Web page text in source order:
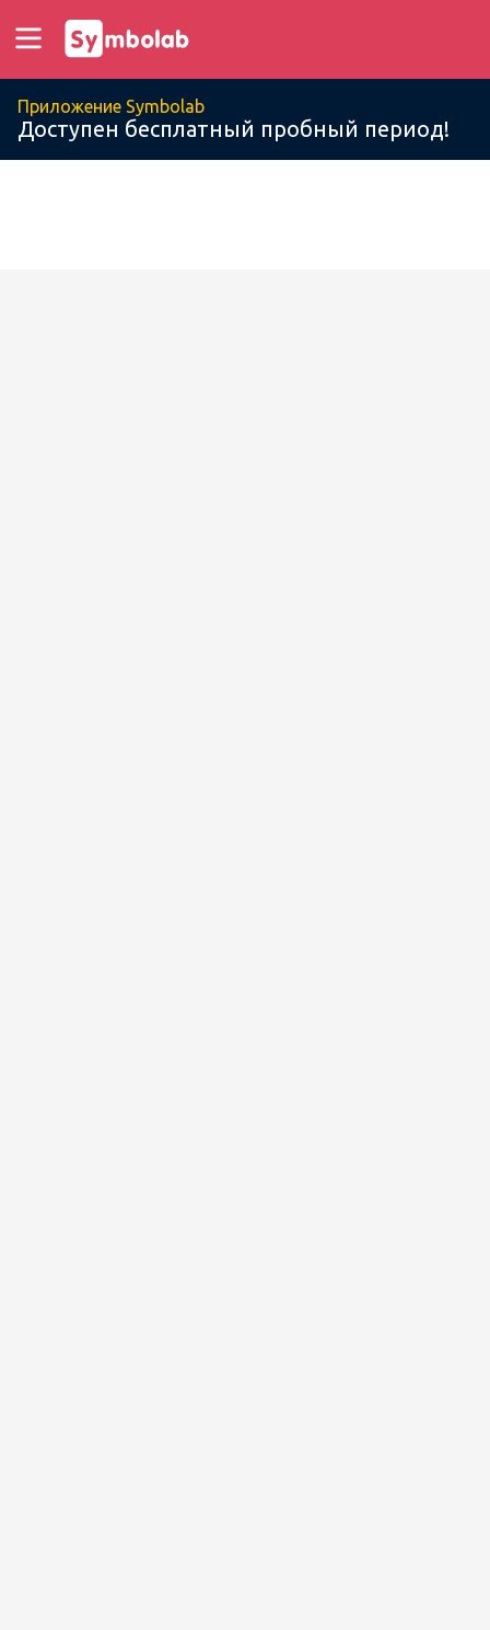
Приложение Symbolab
Доступен бесплатный пробный период!